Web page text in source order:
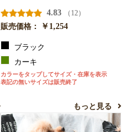
4.83
（12）
販売価格：
￥1,254
ブラック
カーキ
カラーをタップしてサイズ・在庫を表示
表記の無いサイズは販売終了
もっと見る